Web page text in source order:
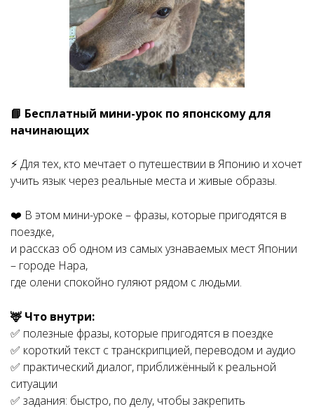
📘 Бесплатный мини-урок по японскому для
начинающих
⚡️ Для тех, кто мечтает о путешествии в Японию и хочет
учить язык через реальные места и живые образы.
❤️ В этом мини-уроке – фразы, которые пригодятся в
поездке,
и рассказ об одном из самых узнаваемых мест Японии
– городе Нара,
где олени спокойно гуляют рядом с людьми.
🦌 Что внутри:
✅ полезные фразы, которые пригодятся в поездке
✅ короткий текст с транскрипцией, переводом и аудио
✅ практический диалог, приближённый к реальной
ситуации
✅ задания: быстро, по делу, чтобы закрепить